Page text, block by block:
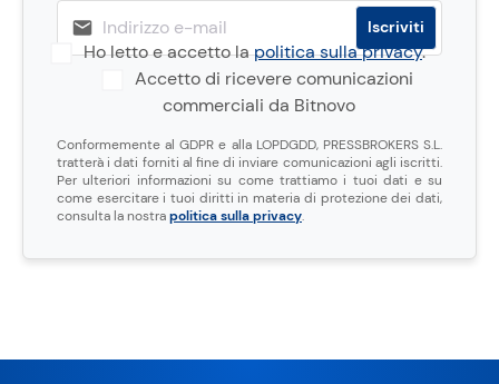
Ho letto e accetto lapolitica sulla privacy.
Accetto di ricevere comunicazioni
commerciali da Bitnovo
Conformemente al GDPR e alla LOPDGDD, PRESSBROKERS S.L.
tratterà i dati forniti al fine di inviare comunicazioni agli iscritti.
Per ulteriori informazioni su come trattiamo i tuoi dati e su
come esercitare i tuoi diritti in materia di protezione dei dati,
consulta la nostrapolitica sulla privacy.